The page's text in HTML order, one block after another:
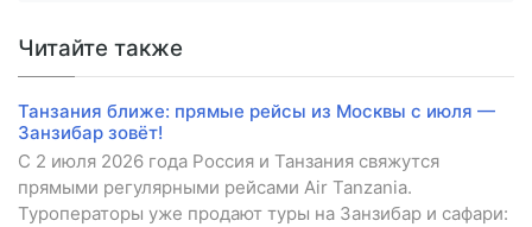
Читайте также
Танзания ближе: прямые рейсы из Москвы с июля —
Занзибар зовёт!
С 2 июля 2026 года Россия и Танзания свяжутся
прямыми регулярными рейсами Air Tanzania.
Туроператоры уже продают туры на Занзибар и сафари: